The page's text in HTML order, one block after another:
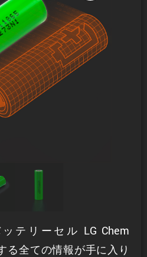
テリーセル LG Chem
る全ての情報が手に入り